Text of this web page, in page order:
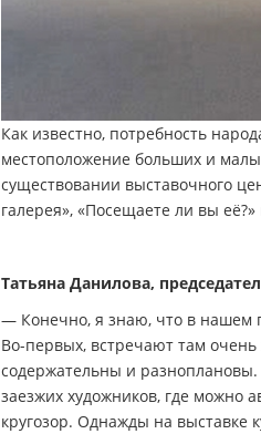
Как известно, потребность
местоположение больших и
существовании выставочного
галерея», «Посещаете ли вы
Татьяна Данилова,
— Конечно, я знаю, что в нашем
Во-первых, встречают там очень
содержательны и
заезжих художников, где можно
кругозор. Однажды на выставке